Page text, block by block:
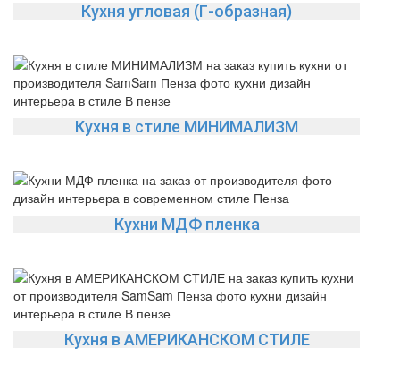
Кухня угловая (Г-образная)
Кухня в стиле МИНИМАЛИЗМ
Кухни МДФ пленка
Кухня в АМЕРИКАНСКОМ СТИЛЕ